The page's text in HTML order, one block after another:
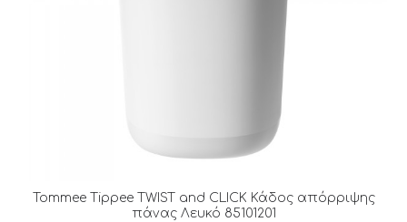
Tommee Tippee TWIST and CLICK Κάδος απόρριψης
πάνας Λευκό 85101201